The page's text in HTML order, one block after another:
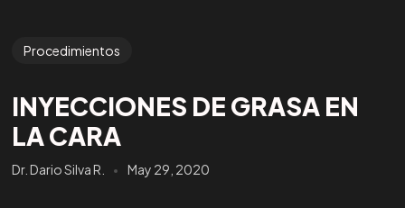
Procedimientos
INYECCIONES DE GRASA EN
LA CARA
Dr. Dario Silva R. May 29, 2020